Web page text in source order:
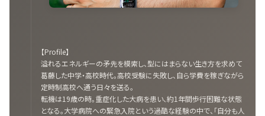
【Profile】
溢れるエネルギーの矛先を模索し、型にはまらない生き方を求めて
葛藤した中学・高校時代。高校受験に失敗し、自ら学費を稼ぎながら
定時制高校へ通う日々を送る。
転機は19歳の時。重症化した大病を患い、約1年間歩行困難な状態
となる。大学病院への緊急入院という過酷な経験の中で、「自分も人